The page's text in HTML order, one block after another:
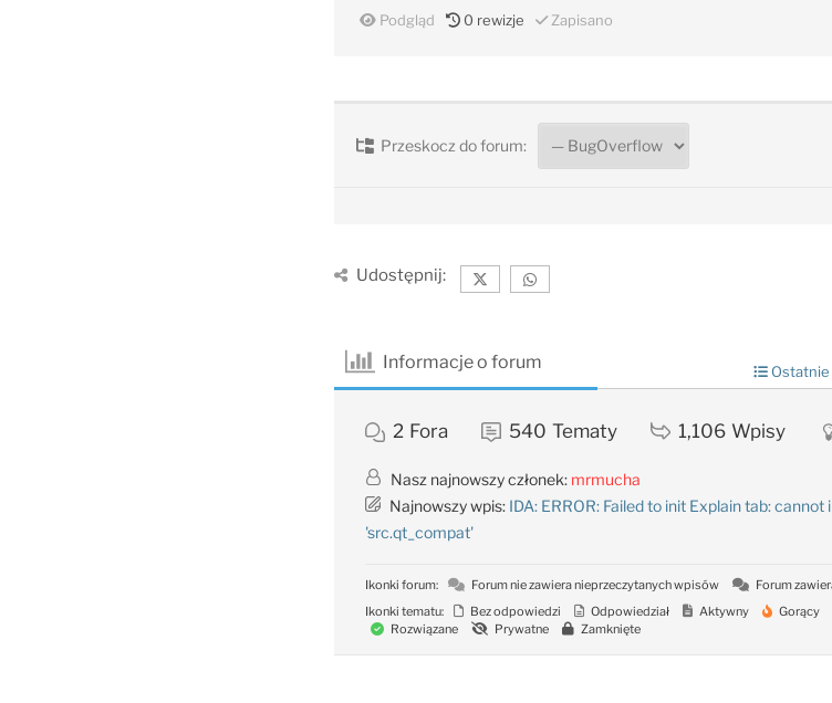
Podgląd 0 rewizje Zapisano
Przeskocz do forum:
Udostępnij:
Informacje o forum
2 Fora 540 Tematy 1,106 Wpisy
Nasz najnowszy członek: mrmucha
Najnowszy wpis: IDA: ERROR: Failed to init Explain tab:
'src.qt_compat'
Ikonki forum: Forum nie zawiera nieprzeczytanych wpisów
Forum
Ikonki tematu:
Bez odpowiedzi Odpowiedział Aktywny Gorący
Rozwiązane
Prywatne Zamknięte